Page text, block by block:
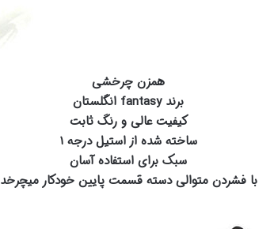
همزن چرخشی
برند fantasy انگلستان
کیفیت عالی و رنگ ثابت
ساخته شده از استیل درجه ۱
سبک برای استفاده آسان
با فشردن متوالی دسته قسمت پایین خودکار میچرخد